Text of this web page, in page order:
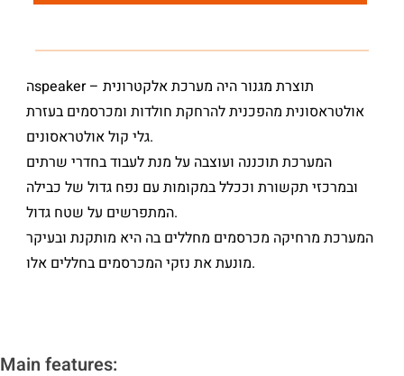
הspeaker – תוצרת מגנור היה מערכת אלקטרונית
אולטראסונית מהפכנית להרחקת חולדות ומכרסמים בעזרת
גלי קול אולטראסונים.
המערכת תוכננה ועוצבה על מנת לעבוד בחדרי שרתים
ובמרכזי תקשורת וככלל במקומות עם נפח גדול של כבילה
המתפרשים על שטח גדול.
המערכת מרחיקה מכרסמים מחללים בה היא מותקנת ובעיקר
מונעת את נזקי המכרסמים בחללים אלו.
Main features: